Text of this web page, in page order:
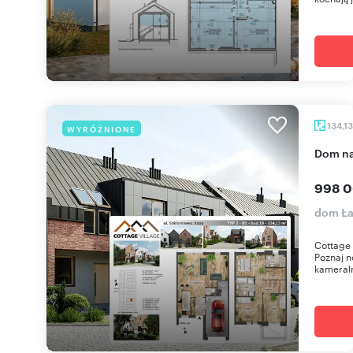
WYRÓŻNIONE
dom
998
dom
Cottage
Poznaj